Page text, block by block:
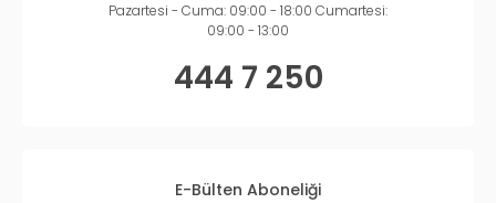
Pazartesi - Cuma: 09:00 - 18:00 Cumartesi:
09:00 - 13:00
444 7 250
E-Bülten Aboneliği